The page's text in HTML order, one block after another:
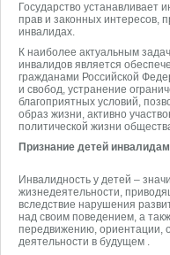
Государство устанавливает
прав и законных интересов,
инвалидах.
К наиболее актуальным
инвалидов является
гражданами Российской
и свобод, устранение
благоприятных условий,
образ жизни, активно
политической жизни
Признание детей
Инвалидность у детей –
жизнедеятельности,
вследствие нарушения
над своим поведением, а
передвижению, ориентации,
деятельности в будущем .